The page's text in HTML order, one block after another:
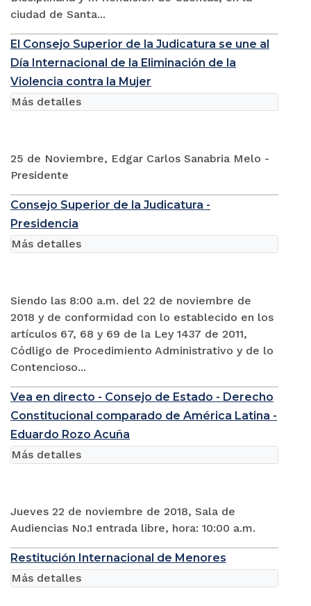
ciudad de Santa...
El Consejo Superior de la Judicatura se une al
Día Internacional de la Eliminación de la
Violencia contra la Mujer
25 de Noviembre, Edgar Carlos Sanabria Melo -
Presidente
Más detalles
Consejo Superior de la Judicatura -
Presidencia
Siendo las 8:00 a.m. del 22 de noviembre de
2018 y de conformidad con lo establecido en los
artículos 67, 68 y 69 de la Ley 1437 de 2011,
Códligo de Procedimiento Administrativo y de lo
Contencioso...
Más detalles
Vea en directo - Consejo de Estado - Derecho
Constitucional comparado de América Latina -
Eduardo Rozo Acuña
Jueves 22 de noviembre de 2018, Sala de
Audiencias No.1 entrada libre, hora: 10:00 a.m.
Más detalles
Restitución Internacional de Menores
Más detalles